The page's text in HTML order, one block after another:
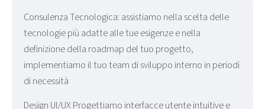
Consulenza Tecnologica: assistiamo nella scelta delle
tecnologie più adatte alle tue esigenze e nella
definizione della roadmap del tuo progetto,
implementiamo il tuo team di sviluppo interno in periodi
di necessità
Design UI/UX Progettiamo interfacce utente intuitive e